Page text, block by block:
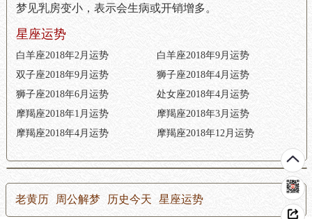
梦见乳房变小，表示会生病或开销增多。
星座运势
白羊座2018年2月运势
白羊座2018年9月运势
双子座2018年9月运势
狮子座2018年4月运势
狮子座2018年6月运势
处女座2018年4月运势
摩羯座2018年1月运势
摩羯座2018年3月运势
摩羯座2018年4月运势
摩羯座2018年12月运势
老黄历 周公解梦 历史今天 星座运势